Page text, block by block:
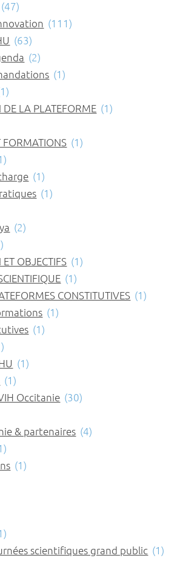
(47)
(111)
(63)
(2)
(1)
DE LA PLATEFORME (1)
FORMATIONS (1)
(1)
(1)
(2)
ET OBJECTIFS (1)
(1)
CONSTITUTIVES (1)
(1)
(1)
(1)
(1)
Occitanie (30)
& partenaires (4)
(1)
scientifiques grand public (1)